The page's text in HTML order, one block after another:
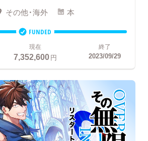
その他・海外 本
FUNDED
現在
7,352,600円
終了
2023/09/29